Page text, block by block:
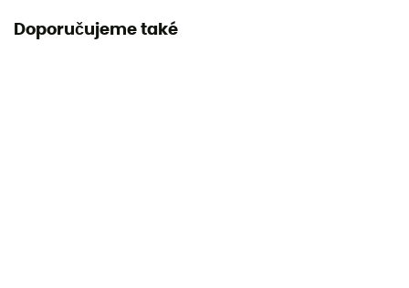
Doporučujeme také